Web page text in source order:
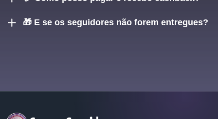
Aceitamos Pix e cartão de crédito. E sim, toda compra
garante cashback automático, mesmo que tudo funcione
🎁 E se os seguidores não forem entregues?